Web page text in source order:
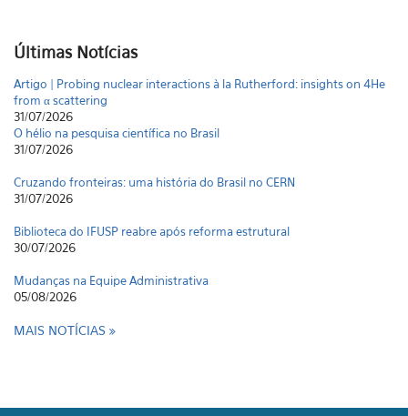
Últimas Notícias
Artigo | Probing nuclear interactions à la Rutherford: insights on 4He
from α scattering
31/07/2026
O hélio na pesquisa científica no Brasil
31/07/2026
Cruzando fronteiras: uma história do Brasil no CERN
31/07/2026
Biblioteca do IFUSP reabre após reforma estrutural
30/07/2026
Mudanças na Equipe Administrativa
05/08/2026
MAIS NOTÍCIAS